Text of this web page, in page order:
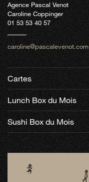
Agence Pascal Venot
Caroline Coppinger
01 53 53 40 57
caroline@pascalevenot.com
Cartes
Lunch Box du Mois
Sushi Box du Mois